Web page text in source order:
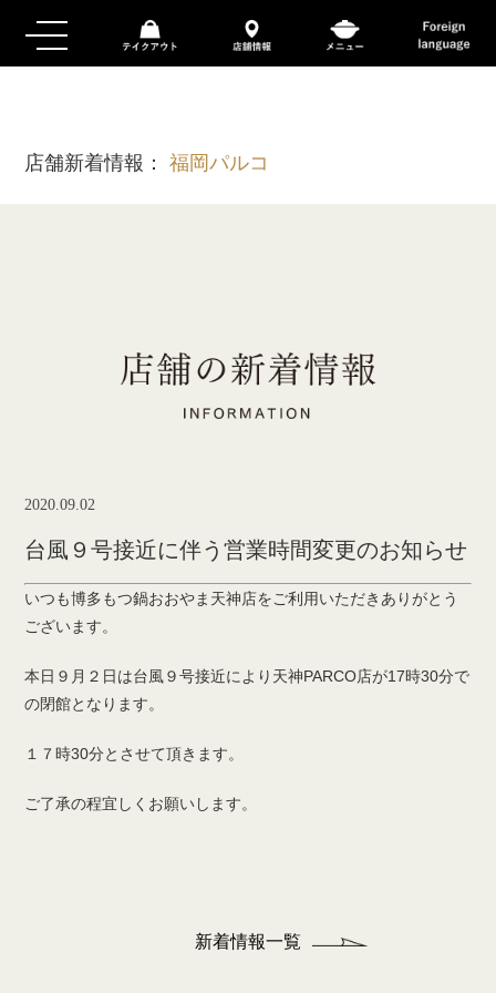
店舗新着情報：福岡パルコ
2020.09.02
台風９号接近に伴う営業時間変更のお知らせ
いつも博多もつ鍋おおやま天神店をご利用いただきありがとう
ございます。
本日９月２日は台風９号接近により天神PARCO店が17時30分で
の閉館となります。
１７時30分とさせて頂きます。
ご了承の程宜しくお願いします。
新着情報一覧